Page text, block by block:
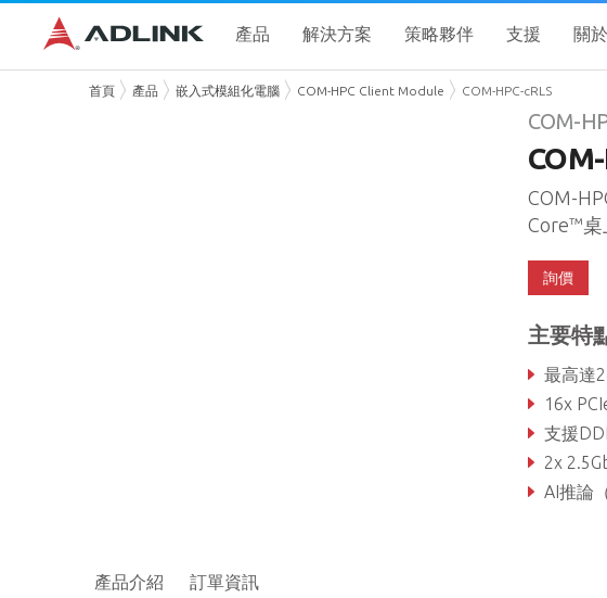
產品 解決方案 策略夥伴 支援 關
首頁 產品 嵌入式模組化電腦 COM-HPC Client Module COM-HPC-cRLS
COM-
COM-
Core™桌
詢價
主要特
最高達
16x
支援
2x
AI推論
產品介紹 訂單資訊